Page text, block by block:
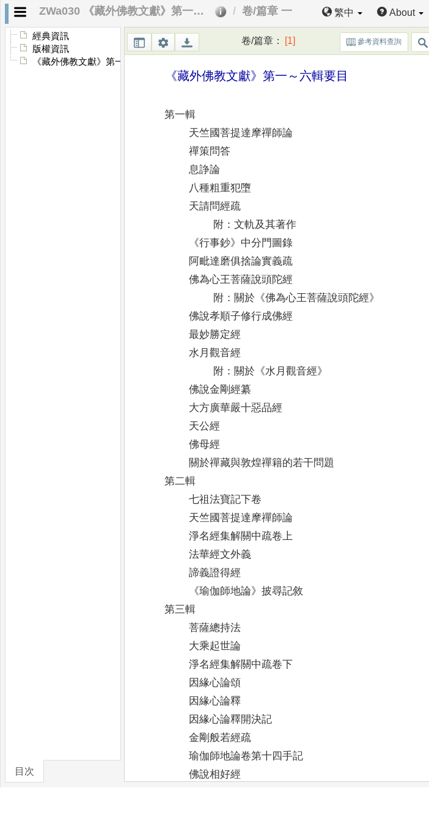
ZWa030 《藏外佛教文獻》第一～六輯要目 卷/篇章 一 繁中 About
經典資訊
版權資訊
《藏外佛教文獻》第一～六輯要目
目次
卷/篇章 ： [1] 參考資料查詢
《藏外佛教文獻》 第一～六輯要目
第一輯
天竺國菩提達摩禪師論
禪策問答
息諍論
八種粗重犯墮
天請問經疏
附 ： 文軌及其著作
《行事鈔》 中分門圖錄
阿毗達磨俱捨論實義疏
佛為心王菩薩說頭陀經
附 ： 關於 《佛為心王菩薩說頭陀經》
佛說孝順子修行成佛經
最妙勝定經
水月觀音經
附 ： 關於 《水月觀音經》
佛說金剛經纂
大方廣華嚴十惡品經
天公經
佛母經
關於禪藏與敦煌禪籍的若干問題
第二輯
七祖法寶記下卷
天竺國菩提達摩禪師論
淨名經集解關中疏卷上
法華經文外義
諦義證得經
《瑜伽師地論》 披尋記敘
第三輯
菩薩總持法
大乘起世論
淨名經集解關中疏卷下
因緣心論頌
因緣心論釋
因緣心論釋開決記
金剛般若經疏
瑜伽師地論卷第十四手記
佛說相好經